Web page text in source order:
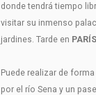
donde tendrá tiempo
visitar su inmenso
jardines. Tarde en
Puede realizar de
por el río Sena y un